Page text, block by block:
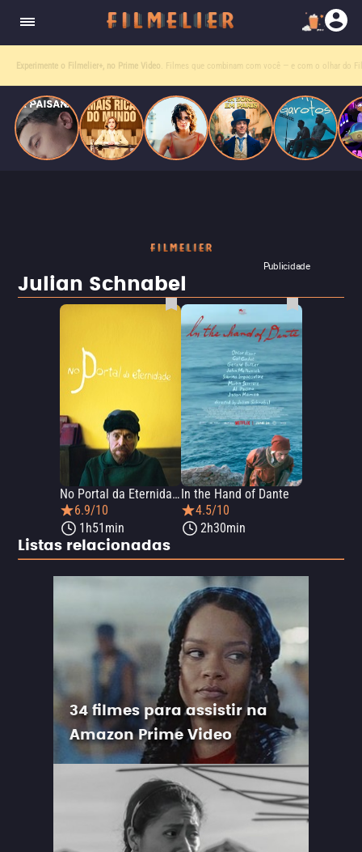
Entre tantas opções,receba o que mais vale seu tempo!
Toda sexta, no seu e-mail.
Publicidade
Julian Schnabel
No Portal da Eternidade
6.9/10
1h51min
In the Hand of Dante
4.5/10
2h30min
Listas relacionadas
34 filmes para assistir na
Amazon Prime Video
quando se apaixona por um de seus alvos.